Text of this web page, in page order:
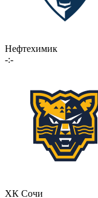
Нефтехимик
-:-
ХК Сочи